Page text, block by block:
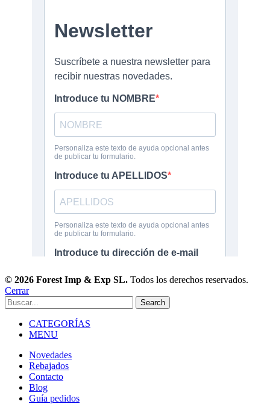
© 2026 Forest Imp & Exp SL. Todos los derechos reservados.
Cerrar
Search
CATEGORÍAS
MENU
Novedades
Rebajados
Contacto
Blog
Guía pedidos